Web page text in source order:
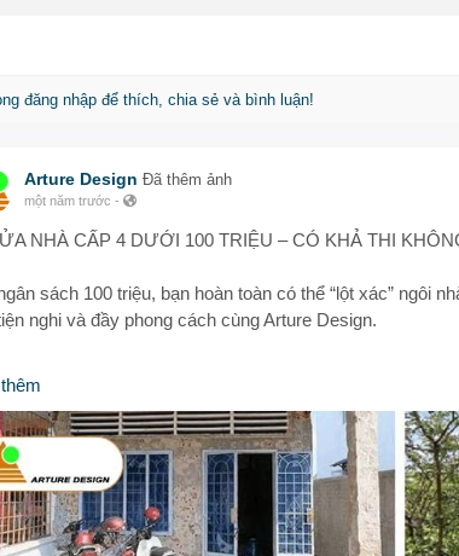
đăng nhập để thích, chia sẻ và bình luận!
Arture Design Đã thêm ảnh
một năm trước -
NHÀ CẤP 4 DƯỚI 100 TRIỆU – CÓ KHẢ THI
sách 100 triệu, bạn hoàn toàn có thể “lột xác” ngôi
nghi và đầy phong cách cùng Arture Design.
tiên các hạng mục quan trọng như chống thấm, thay
dụng vật liệu giá tốt nhưng chất lượng như gạch men,
kế không gian mở, tận dụng ánh sáng tự nhiên
kế hoạch chi tiết, báo giá minh bạch – không phát sinh
không cần đầu tư quá nhiều, chỉ cần đúng kế hoạch